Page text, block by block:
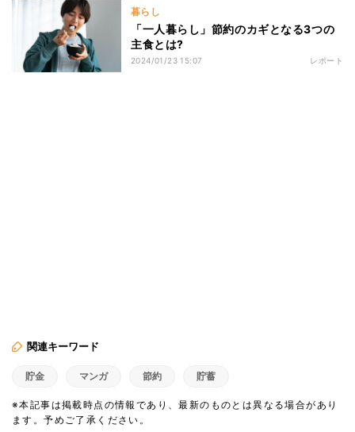
暮らし
「一人暮らし」節約のカギとなる3つの
主食とは?
2024/01/23 15:07 レポート
関連キーワード
貯金 マンガ 節約 貯蓄
※本記事は掲載時点の情報であり、最新のものとは異なる場合があり
ます。予めご了承ください。